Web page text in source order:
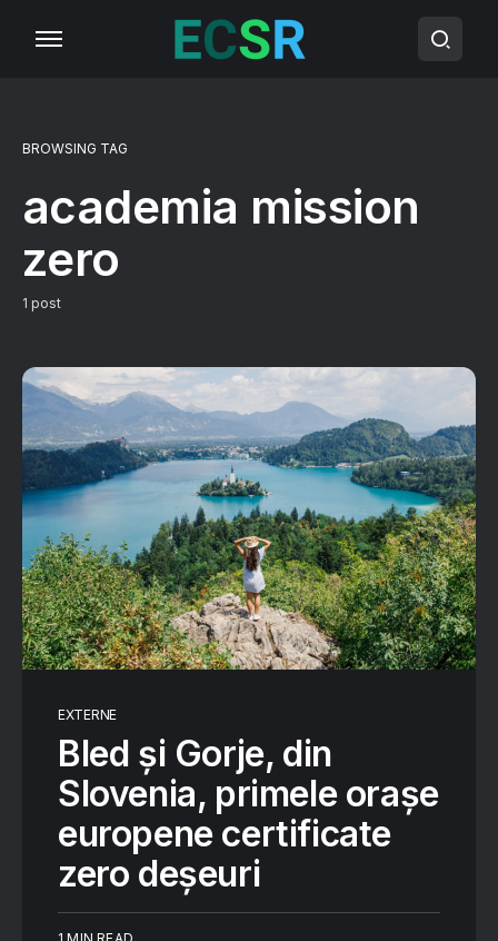
BROWSING TAG
academia mission
zero
1 post
EXTERNE
Bled și Gorje, din
Slovenia, primele orașe
europene certificate
zero deșeuri